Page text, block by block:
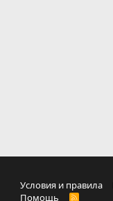
Условия и правила
Помощь
R